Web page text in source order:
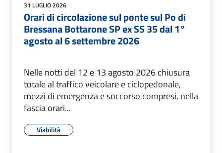
31 LUGLIO 2026
Orari di circolazione sul ponte sul Po di
Bressana Bottarone SP ex SS 35 dal 1°
agosto al 6 settembre 2026
Nelle notti del 12 e 13 agosto 2026 chiusura
totale al traffico veicolare e ciclopedonale,
mezzi di emergenza e soccorso compresi, nella
fascia orari...
Viabilità